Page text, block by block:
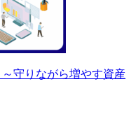
守りながら増やす資産